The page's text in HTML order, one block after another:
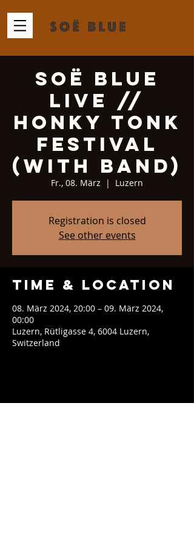
Soë Blue
Live //
Honky Tonk
Festival
(with band)
Fr., 08. März
  |
Luzern
Registration is closed
See other events
Time & Location
08. März 2024, 20:00 – 09. März 2024,
00:00
Luzern, Rütligasse 4, 6004 Luzern,
Switzerland